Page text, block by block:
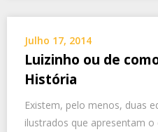
Julho 17, 2014
Luizinho ou de
História
Existem, pelo menos, duas
ilustrados que apresentam